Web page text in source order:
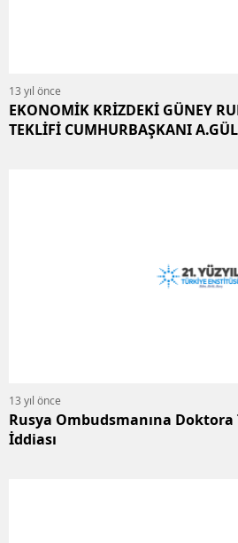
13 yıl önce
EKONOMİK KRİZDEKİ GÜNEY
TEKLİFİ CUMHURBAŞKANI
13 yıl önce
Rusya Ombudsmanına Doktora
İddiası